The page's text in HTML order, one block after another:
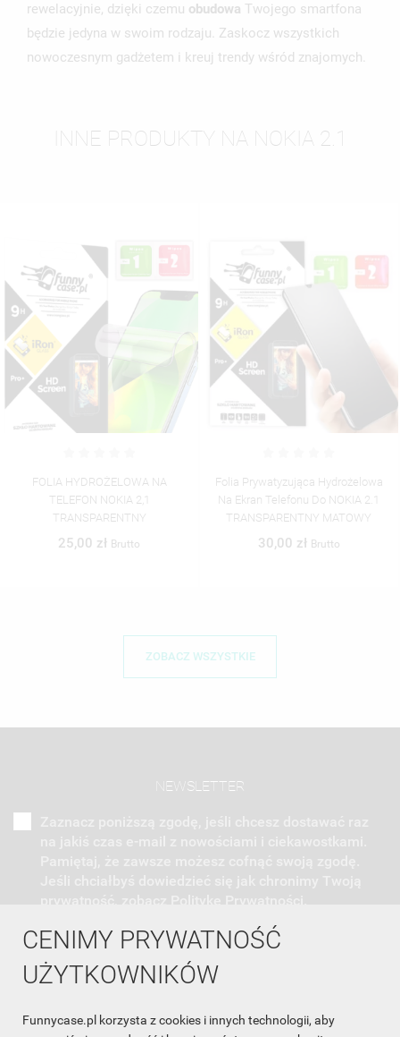
CENIMY PRYWATNOŚĆ
UŻYTKOWNIKÓW
Funnycase.pl korzysta z cookies i innych technologii, aby
rewelacyjnie, dzięki czemu obudowa Twojego smartfona
będzie jedyna w swoim rodzaju. Zaskocz wszystkich
nowoczesnym gadżetem i kreuj trendy wśród znajomych.
INNE PRODUKTY NA NOKIA 2.1
Folia Prywatyzująca Hydrożelowa
Na Ekran Telefonu Do NOKIA 2.1
TRANSPARENTNY MATOWY
30,00 zł Brutto
Folia Hydrożelowa Matowa Na
Ekran Telefonu Do NOKIA 2.1
TRANSPARENTNY MATOWY
35,00 zł Brutto
ZOBACZ WSZYSTKIE
NEWSLETTER
INFORMACJA O SKLEPIE